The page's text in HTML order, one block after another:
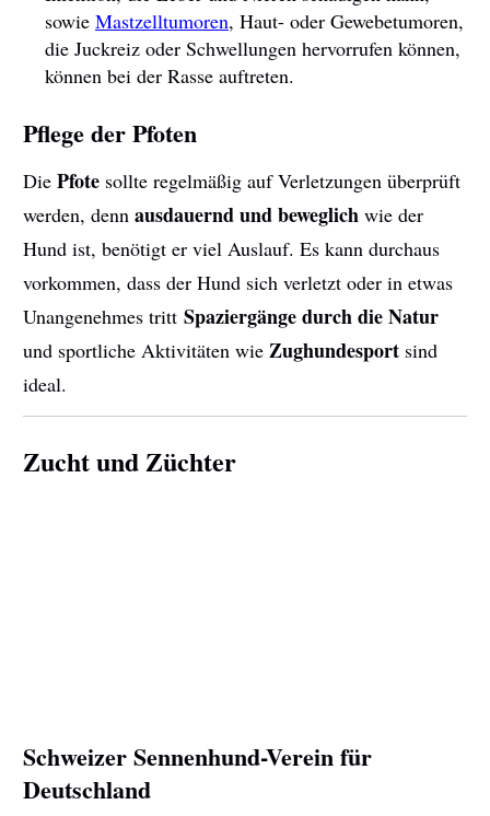
sowie Mastzelltumoren, Haut- oder Gewebetumoren,
die Juckreiz oder Schwellungen hervorrufen können,
können bei der Rasse auftreten.
Pflege der Pfoten
Die Pfote sollte regelmäßig auf Verletzungen überprüft
werden, denn ausdauernd und beweglich wie der
Hund ist, benötigt er viel Auslauf. Es kann durchaus
vorkommen, dass der Hund sich verletzt oder in etwas
Unangenehmes tritt Spaziergänge durch die Natur
und sportliche Aktivitäten wie Zughundesport sind
ideal.
Zucht und Züchter
Schweizer Sennenhund-Verein für
Deutschland